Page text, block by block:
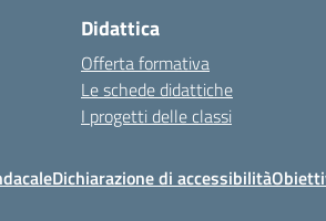
Didattica
Offerta formativa
Le schede didattiche
I progetti delle classi
Dichiarazione di accessibilità